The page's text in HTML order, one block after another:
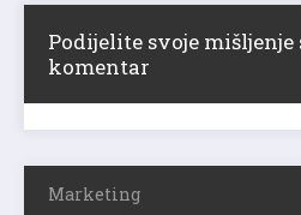
Podijelite svoje
komentar
Marketing